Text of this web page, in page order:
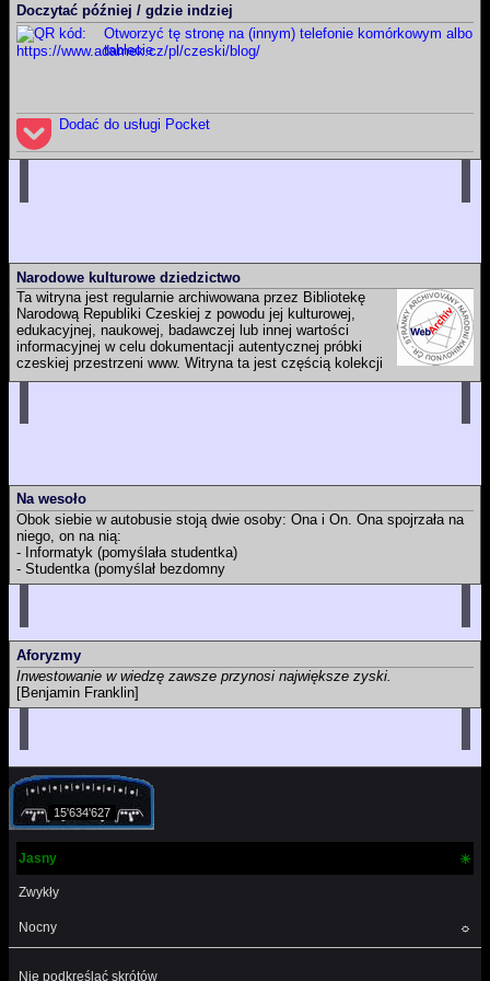
https://www.adamek.cz/pl/czeski/blog
Całą witrynę
ADÁMEK, Martin.Martin Adámek[online]. Náchod / Meziměstí
(Republika Czeska) [dostęp 2026-08-09]. Dostępny w Internecie:
Doczytać później / gdzie indziej
Otworzyć tę stronę na (innym) telefonie komórkowym albo
tablecie.
Dodać do usługi Pocket
Narodowe kulturowe dziedzictwo
Ta witryna jest regularnie archiwowana przez Bibliotekę
Narodową Republiki Czeskiej z powodu jej kulturowej,
edukacyjnej, naukowej, badawczej lub innej wartości
informacyjnej w celu dokumentacji autentycznej próbki
czeskiej przestrzeni www. Witryna ta jest częścią kolekcji
czeskich witryn webowych, które ma Biblioteka Narodowa Republiki
bibliografii oraz katalogu Biblioteki Narodowej Republiki Czeskiej.
Na wesoło
Obok siebie w autobusie stoją dwie osoby: Ona i On. Ona spojrzała na
niego, on na nią:
- Informatyk (pomyślała studentka)
- Studentka (pomyślał bezdomny
Aforyzmy
Inwestowanie w wiedzę zawsze przynosi największe zyski.
[Benjamin Franklin]
15'634'627
Jasny ☀
Zwykły
Nocny ☼
Nie podkreślać skrótów